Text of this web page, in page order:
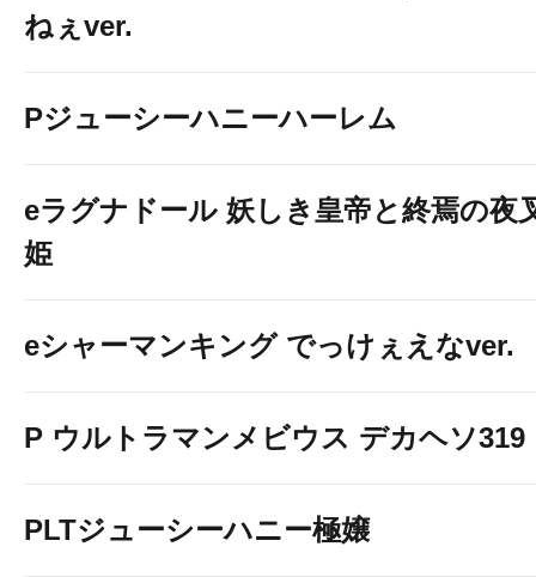
ねぇver.
Pジューシーハニーハーレム
eラグナドール 妖しき皇帝と終焉の夜
姫
eシャーマンキング でっけぇえなver.
P ウルトラマンメビウス デカヘソ319
PLTジューシーハニー極嬢